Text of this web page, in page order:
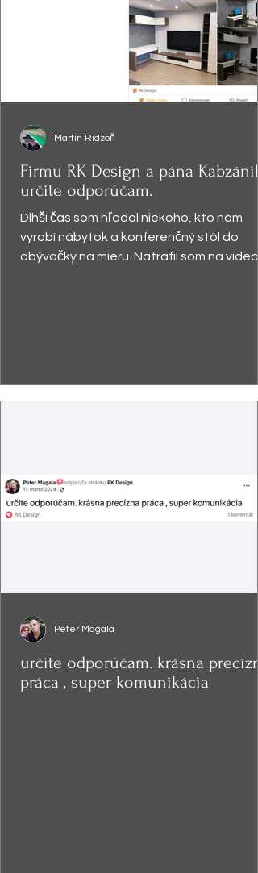
Firmu RK Design a pána
určite odporúčam.
Dlhší čas som hľadal niekoho, kto nám
vyrobí nábytok a konferenčný stôl do
obývačky na mieru. Natrafil som na video,
Martin Ridzoň
určite odporúčam. krásna
práca , super komunikácia
Peter Magala